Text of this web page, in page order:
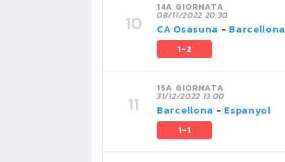
14A GIORNATA
08/11/2022 20:30
CA Osasuna - Barcellona
1-2
15A GIORNATA
31/12/2022 13:00
Barcellona - Espanyol
1-1